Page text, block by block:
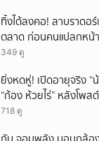
ทิ้งได้ลงคอ! ลาบราดอ
ตลาด ก่อนคนแปลกหน้
349 ดู
ยิ่งหดหู่! เปิดอายุจริง
“ก้อง ห้วยไร่” หลังโพ
718 ดู